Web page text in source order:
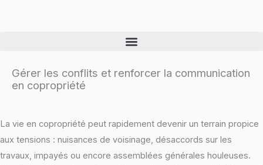
Gérer les conflits et renforcer la communication
en copropriété
La vie en copropriété peut rapidement devenir un terrain propice
aux tensions : nuisances de voisinage, désaccords sur les
travaux, impayés ou encore assemblées générales houleuses.